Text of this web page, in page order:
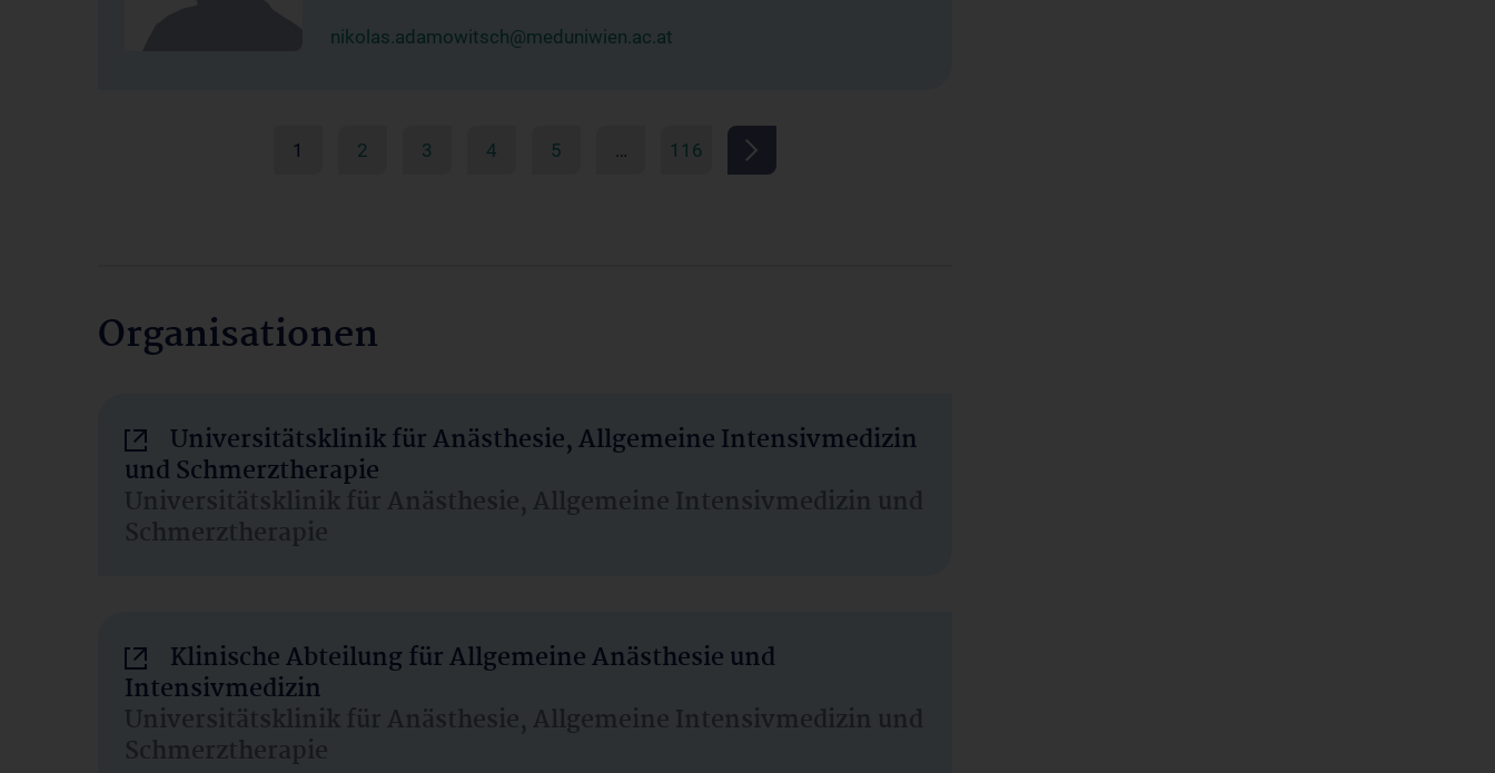
nikolas.adamowitsch@meduniwien.ac.at
1 2 3 4 5 … 116
Organisationen
Universitätsklinik für Anästhesie, Allgemeine Intensivmedizin
und Schmerztherapie
Universitätsklinik für Anästhesie, Allgemeine Intensivmedizin und
Schmerztherapie
Klinische Abteilung für Allgemeine Anästhesie und
Intensivmedizin
Universitätsklinik für Anästhesie, Allgemeine Intensivmedizin und
Schmerztherapie